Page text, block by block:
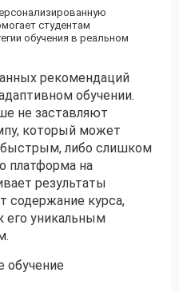
студентам
обучения в реальном
рекомендаций
обучении.
не заставляют
который может
либо слишком
платформа на
результаты
содержание курса,
его уникальным
обучение